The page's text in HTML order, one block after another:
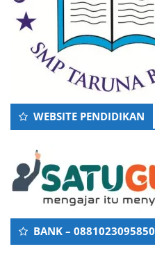
WEBSITE PENDIDIKAN
BANK – 0881023095850